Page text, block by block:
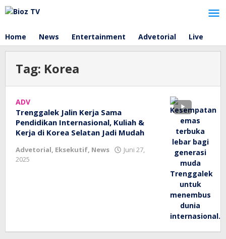
Lewati
ke
Home
News Entertainment Advetorial Live
Tag: Korea
ADV
Trenggalek Jalin Kerja Sama
Pendidikan Internasional, Kuliah &
Kerja di Korea Selatan Jadi Mudah
Advetorial, Eksekutif, News
Juni 27,
2025